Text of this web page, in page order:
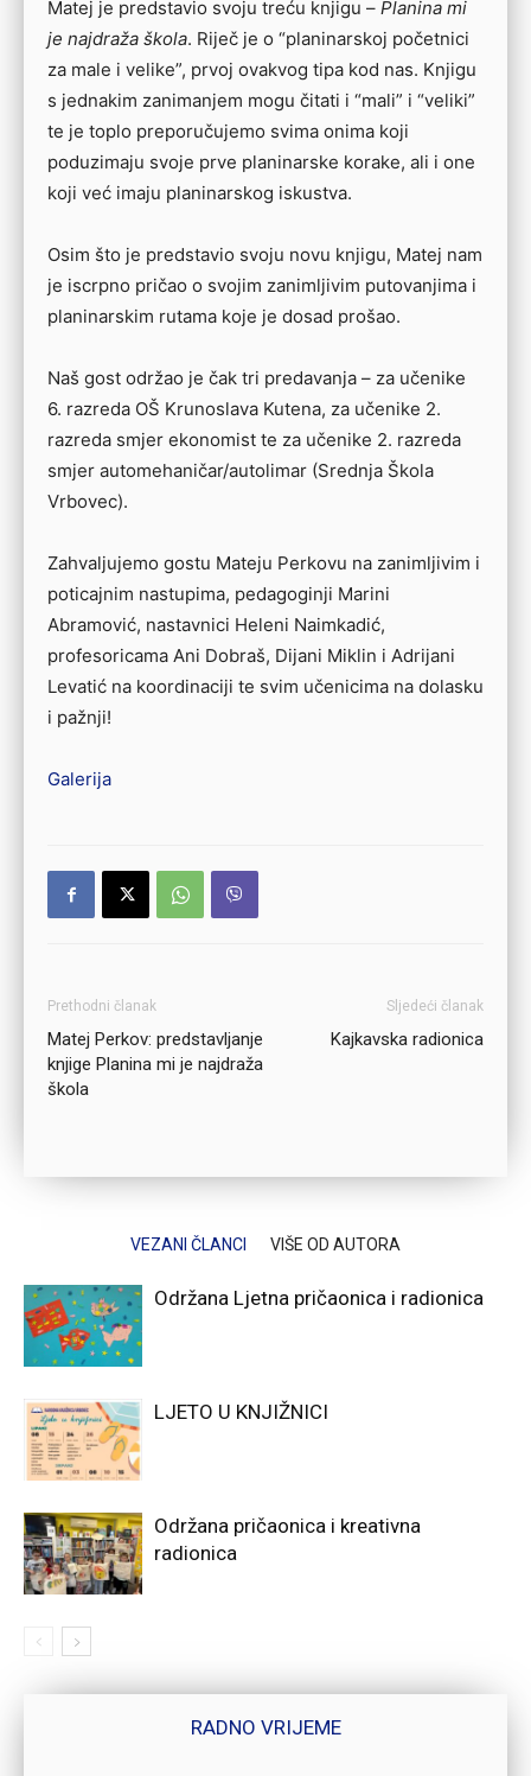
Matej je predstavio svoju treću knjigu – Planina mi
je najdraža škola. Riječ je o “planinarskoj početnici
za male i velike”, prvoj ovakvog tipa kod nas. Knjigu
s jednakim zanimanjem mogu čitati i “mali” i “veliki”
te je toplo preporučujemo svima onima koji
poduzimaju svoje prve planinarske korake, ali i one
koji već imaju planinarskog iskustva.
Osim što je predstavio svoju novu knjigu, Matej nam
je iscrpno pričao o svojim zanimljivim putovanjima i
planinarskim rutama koje je dosad prošao.
Naš gost održao je čak tri predavanja – za učenike
6. razreda OŠ Krunoslava Kutena, za učenike 2.
razreda smjer ekonomist te za učenike 2. razreda
smjer automehaničar/autolimar (Srednja Škola
Vrbovec).
Zahvaljujemo gostu Mateju Perkovu na zanimljivim i
poticajnim nastupima, pedagoginji Marini
Abramović, nastavnici Heleni Naimkadić,
profesoricama Ani Dobraš, Dijani Miklin i Adrijani
Levatić na koordinaciji te svim učenicima na dolasku
i pažnji!
Galerija
Prethodni članak
Matej Perkov: predstavljanje
knjige Planina mi je najdraža
škola
Sljedeći članak
Kajkavska radionica
VEZANI ČLANCI VIŠE OD AUTORA
Održana Ljetna pričaonica i radionica
LJETO U KNJIŽNICI
Održana pričaonica i kreativna
radionica
RADNO VRIJEME